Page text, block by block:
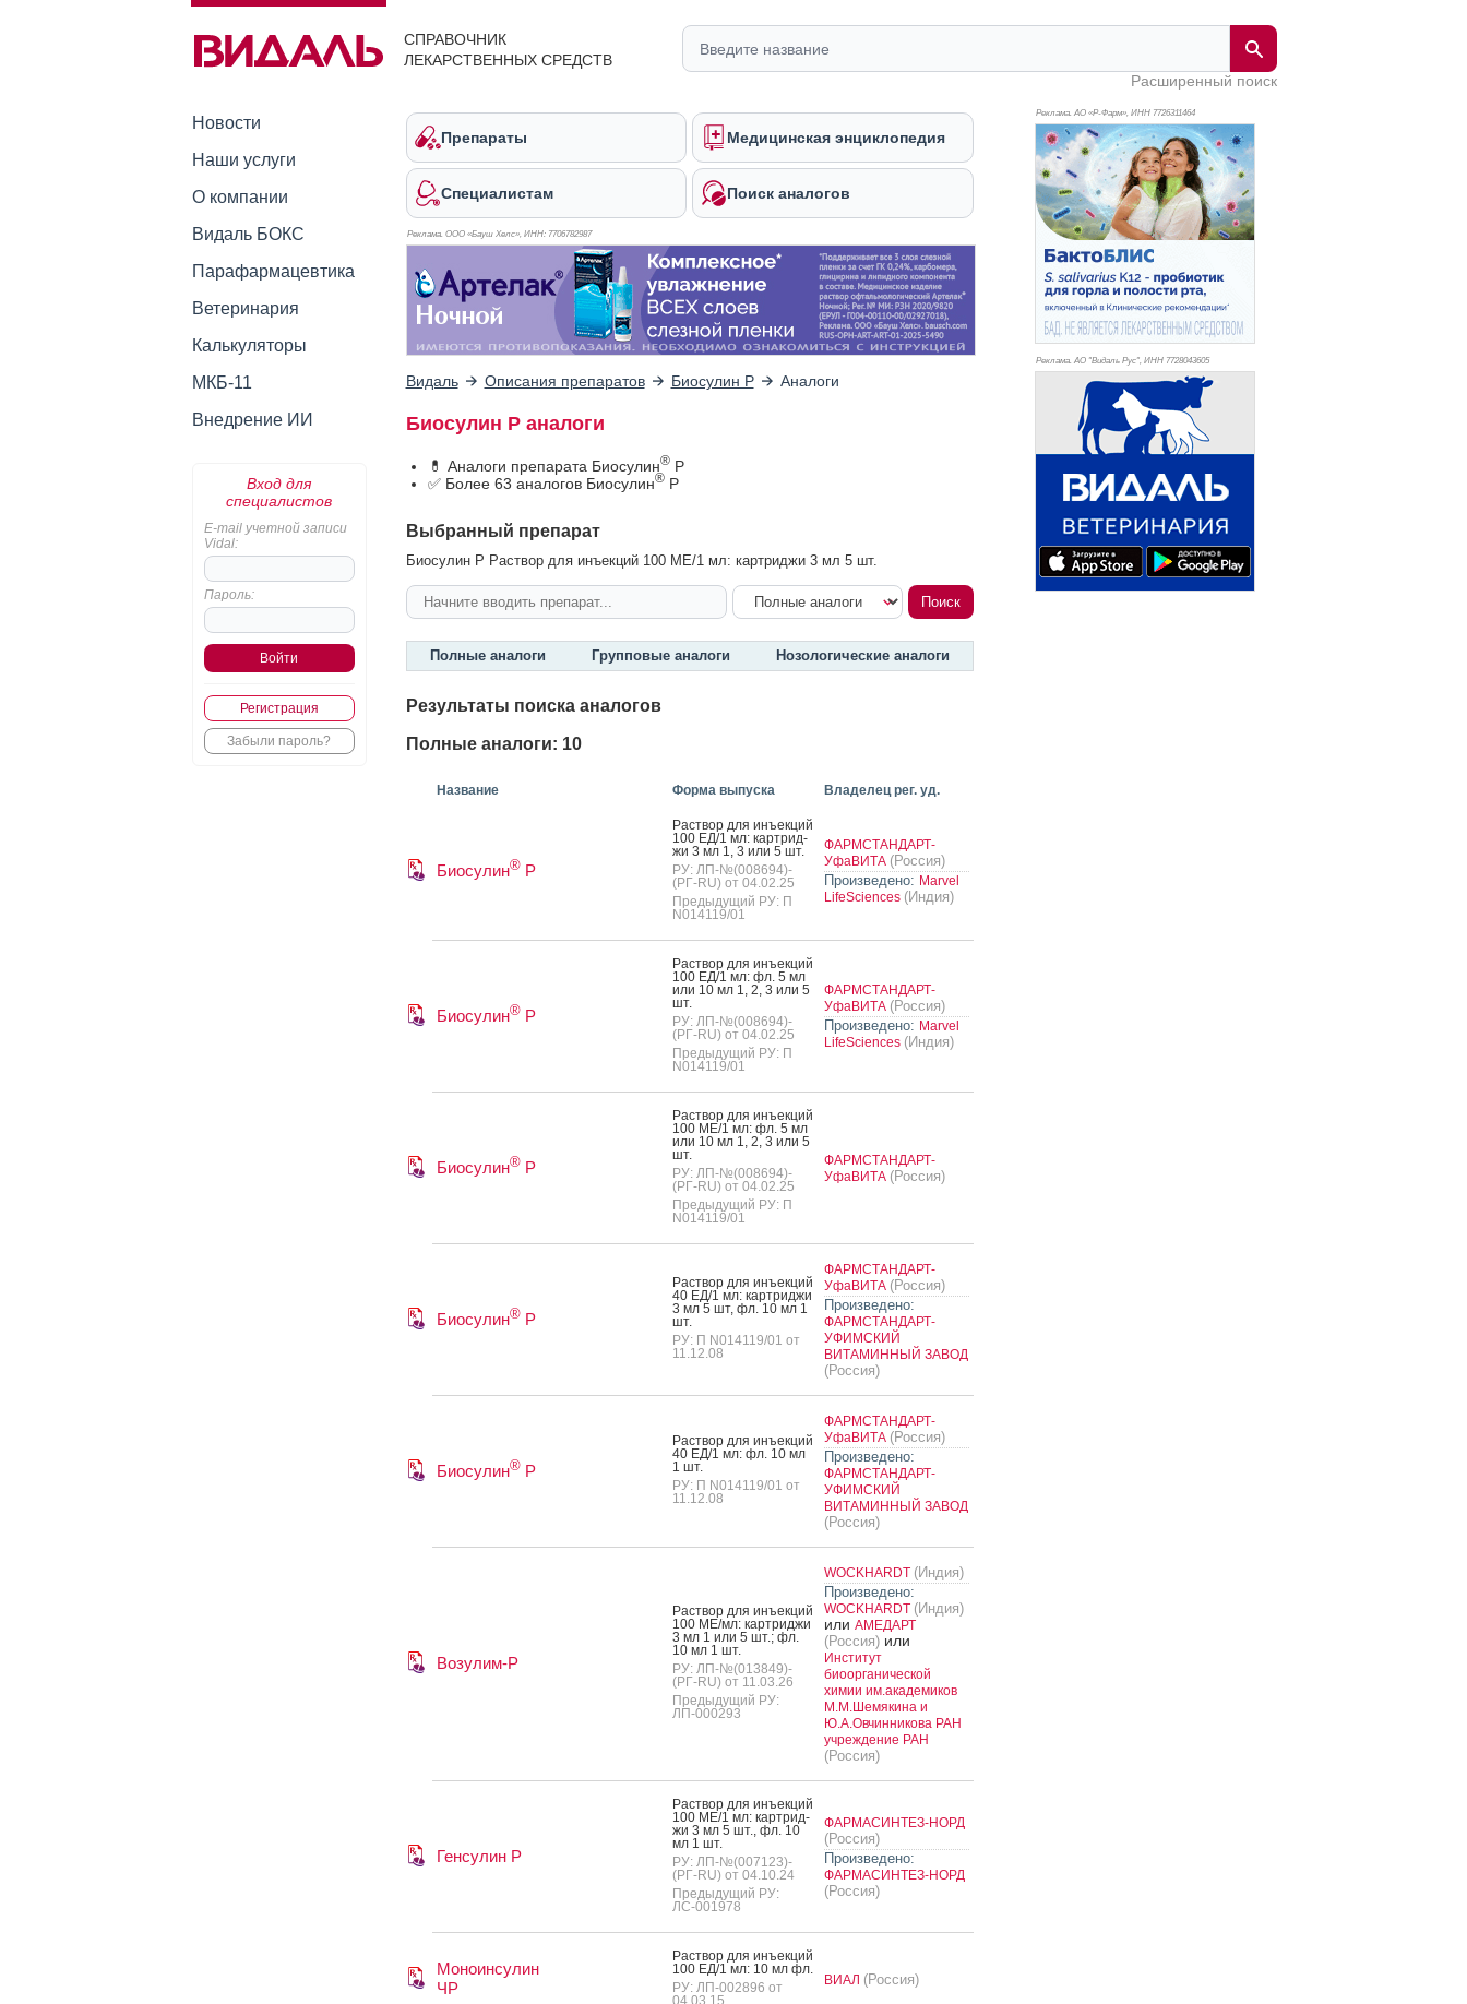
СПРАВОЧНИК
ЛЕКАРСТВЕННЫХ СРЕДСТВ
Расширенный поиск
Новости
Наши услуги
О компании
Видаль БОКС
Парафармацевтика
Ветеринария
Калькуляторы
МКБ-11
Внедрение ИИ
Вход для
специалистов
E-mail учетной записи
Vidal:
Пароль:
Регистрация
Забыли пароль?
Препараты Медицинская энциклопедия
Специалистам Поиск аналогов
Реклама. ООО «Бауш Хелс», ИНН: 7706782987
Видаль Описания препаратов Биосулин Р Аналоги
Биосулин Р аналоги
💊 Аналоги препарата Биосулин®Р
✅ Более 63 аналогов Биосулин®Р
Выбранный препарат
Биосулин Р Раствор для инъекций 100 МЕ/1 мл: картриджи 3 мл 5 шт.
Полные аналоги Групповые аналоги Нозологические аналоги
Результаты поиска аналогов
Полные аналоги: 10
Название Форма выпуска Владелец рег. уд.
Биосулин®Р
Рас­твор для инъ­ек­ций
100 ЕД/1 мл: кар­трид­
жи 3 мл 1, 3 или 5 шт.
РУ: ЛП-№(008694)-
(РГ-RU) от 04.02.25
Предыдущий РУ: П
N014119/01
ФАРМСТАНДАРТ-
УфаВИТА (Россия)
Произведено: Marvel
LifeSciences (Индия)
Биосулин®Р
Рас­твор для инъ­ек­ций
100 ЕД/1 мл: фл. 5 мл
или 10 мл 1, 2, 3 или 5
шт.
РУ: ЛП-№(008694)-
(РГ-RU) от 04.02.25
Предыдущий РУ: П
N014119/01
ФАРМСТАНДАРТ-
УфаВИТА (Россия)
Произведено: Marvel
LifeSciences (Индия)
Биосулин®Р
Рас­твор для инъ­ек­ций
100 МЕ/1 мл: фл. 5 мл
или 10 мл 1, 2, 3 или 5
шт.
РУ: ЛП-№(008694)-
(РГ-RU) от 04.02.25
Предыдущий РУ: П
N014119/01
ФАРМСТАНДАРТ-
УфаВИТА (Россия)
Биосулин®Р
Рас­твор для инъ­ек­ций
40 ЕД/1 мл: кар­трид­жи
3 мл 5 шт, фл. 10 мл 1
шт.
РУ: П N014119/01 от
11.12.08
ФАРМСТАНДАРТ-
УфаВИТА (Россия)
Произведено:
ФАРМСТАНДАРТ-
УФИМСКИЙ
ВИТАМИННЫЙ ЗАВОД
(Россия)
Биосулин®Р
Рас­твор для инъ­ек­ций
40 ЕД/1 мл: фл. 10 мл
1 шт.
РУ: П N014119/01 от
11.12.08
ФАРМСТАНДАРТ-
УфаВИТА (Россия)
Произведено:
ФАРМСТАНДАРТ-
УФИМСКИЙ
ВИТАМИННЫЙ ЗАВОД
(Россия)
Возулим-Р
Рас­твор для инъ­ек­ций
100 МЕ/мл: кар­трид­жи
3 мл 1 или 5 шт.; фл.
10 мл 1 шт.
РУ: ЛП-№(013849)-
(РГ-RU) от 11.03.26
Предыдущий РУ:
ЛП-000293
WOCKHARDT (Индия)
Произведено:
WOCKHARDT (Индия)
или АМЕДАРТ
(Россия)или
Институт
биоорганической
химии им.академиков
М.М.Шемякина и
Ю.А.Овчинникова РАН
учреждение РАН
(Россия)
Генсулин Р
Рас­твор для инъ­ек­ций
100 МЕ/1 мл: кар­трид­
жи 3 мл 5 шт., фл. 10
мл 1 шт.
РУ: ЛП-№(007123)-
(РГ-RU) от 04.10.24
Предыдущий РУ:
ЛС-001978
ФАРМАСИНТЕЗ-НОРД
(Россия)
Произведено:
ФАРМАСИНТЕЗ-НОРД
(Россия)
Моноинсулин
ЧР
Рас­твор для инъ­ек­ций
100 ЕД/1 мл: 10 мл фл.
РУ: ЛП-002896 от
04.03.15
ВИАЛ (Россия)
Реклама. АО «Р-Фарм», ИНН 7726311464
Реклама. АО "Видаль Рус", ИНН 7728043605